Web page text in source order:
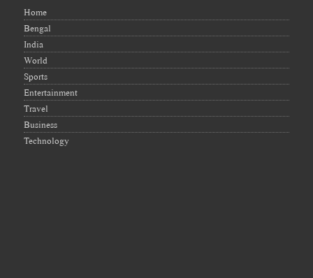
Home
Bengal
India
World
Sports
Entertainment
Travel
Business
Technology